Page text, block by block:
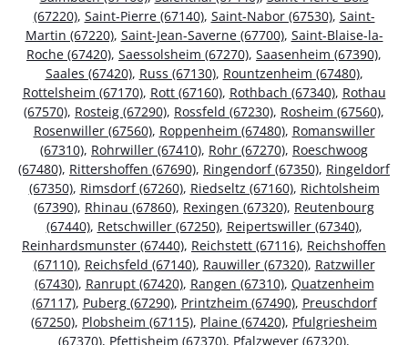
(67220), Saint-Pierre (67140), Saint-Nabor (67530), Saint-
Martin (67220), Saint-Jean-Saverne (67700), Saint-Blaise-la-
Roche (67420), Saessolsheim (67270), Saasenheim (67390),
Saales (67420), Russ (67130), Rountzenheim (67480),
Rottelsheim (67170), Rott (67160), Rothbach (67340), Rothau
(67570), Rosteig (67290), Rossfeld (67230), Rosheim (67560),
Rosenwiller (67560), Roppenheim (67480), Romanswiller
(67310), Rohrwiller (67410), Rohr (67270), Roeschwoog
(67480), Rittershoffen (67690), Ringendorf (67350), Ringeldorf
(67350), Rimsdorf (67260), Riedseltz (67160), Richtolsheim
(67390), Rhinau (67860), Rexingen (67320), Reutenbourg
(67440), Retschwiller (67250), Reipertswiller (67340),
Reinhardsmunster (67440), Reichstett (67116), Reichshoffen
(67110), Reichsfeld (67140), Rauwiller (67320), Ratzwiller
(67430), Ranrupt (67420), Rangen (67310), Quatzenheim
(67117), Puberg (67290), Printzheim (67490), Preuschdorf
(67250), Plobsheim (67115), Plaine (67420), Pfulgriesheim
(67370), Pfettisheim (67370), Pfalzweyer (67320),